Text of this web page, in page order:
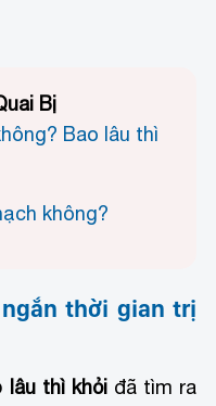
Bị
Bao lâu thì
không?
thời gian trị
lâu thì khỏiđã tìm ra